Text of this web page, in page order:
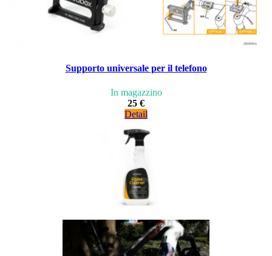
Supporto universale per il telefono
In magazzino
25 €
Detail